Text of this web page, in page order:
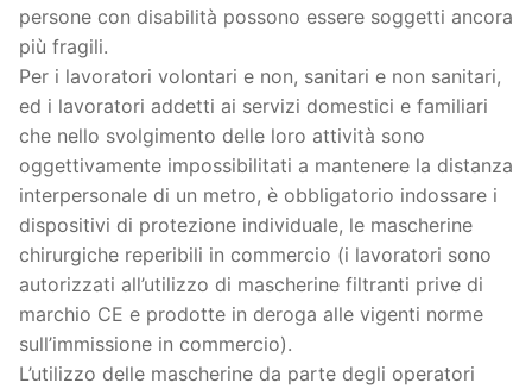
persone con disabilità possono essere soggetti ancora
più fragili.
Per i lavoratori volontari e non, sanitari e non sanitari,
ed i lavoratori addetti ai servizi domestici e familiari
che nello svolgimento delle loro attività sono
oggettivamente impossibilitati a mantenere la distanza
interpersonale di un metro, è obbligatorio indossare i
dispositivi di protezione individuale, le mascherine
chirurgiche reperibili in commercio (i lavoratori sono
autorizzati all’utilizzo di mascherine filtranti prive di
marchio CE e prodotte in deroga alle vigenti norme
sull’immissione in commercio).
L’utilizzo delle mascherine da parte degli operatori